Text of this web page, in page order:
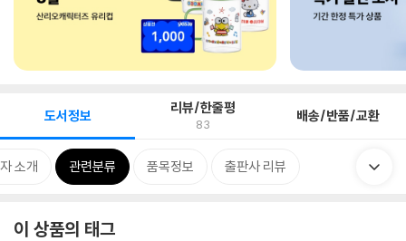
도서정보 리뷰/한줄평
83 배송/반품/교환
소개 관련분류 품목정보 출판사 리뷰
이 상품의 태그